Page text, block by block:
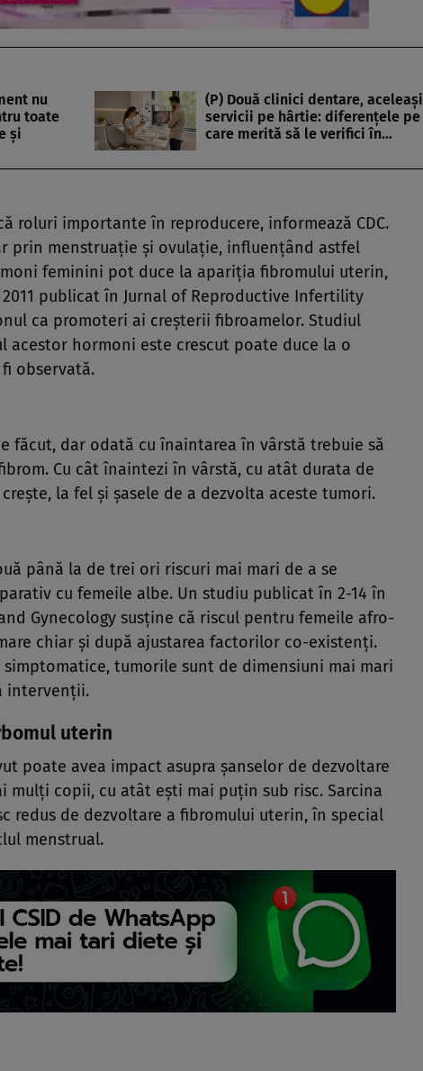
nu
toate
și
(P) Două clinici dentare, aceleași
servicii pe hârtie: diferențele pe
care merită să le verifici în…
roluri importante în reproducere, informează CDC.
prin menstruație și ovulație, influențând astfel
feminini pot duce la apariția fibromului uterin,
publicat în Jurnal of Reproductive Infertility
ca promoteri ai creșterii fibroamelor. Studiul
acestor hormoni este crescut poate duce la o
observată.
făcut, dar odată cu înaintarea în vârstă trebuie să
Cu cât înaintezi în vârstă, cu atât durata de
la fel și șasele de a dezvolta aceste tumori.
până la de trei ori riscuri mai mari de a se
cu femeile albe. Un studiu publicat în 2-14 în
Gynecology susține că riscul pentru femeile afro-
chiar și după ajustarea factorilor co-existenți.
simptomatice, tumorile sunt de dimensiuni mai mari
intervenții.
uterin
poate avea impact asupra șanselor de dezvoltare
mulți copii, cu atât ești mai puțin sub risc. Sarcina
redus de dezvoltare a fibromului uterin, în special
menstrual.